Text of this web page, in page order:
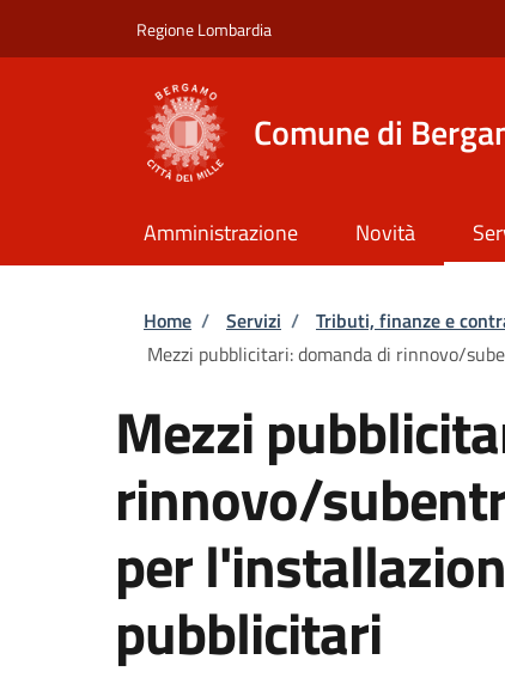
Regione Lombardia
Comune di
Amministrazione Novità
Briciole di pane
Home / Servizi / Tributi, finanze e
Mezzi pubblicitari: domanda di rinnovo/
Mezzi
rinnovo/
per
pubblicitari